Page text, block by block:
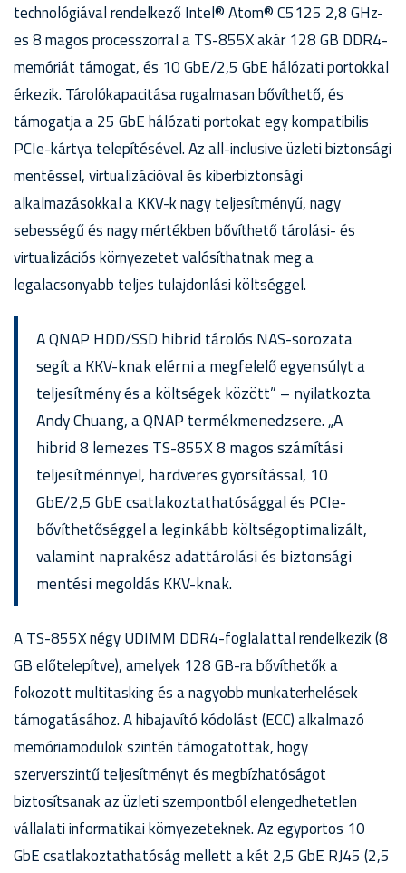
technológiával rendelkező Intel® Atom® C5125 2,8 GHz-
es 8 magos processzorral a TS-855X akár 128 GB DDR4-
memóriát támogat, és 10 GbE/2,5 GbE hálózati portokkal
érkezik. Tárolókapacitása rugalmasan bővíthető, és
támogatja a 25 GbE hálózati portokat egy kompatibilis
PCIe-kártya telepítésével. Az all-inclusive üzleti biztonsági
mentéssel, virtualizációval és kiberbiztonsági
alkalmazásokkal a KKV-k nagy teljesítményű, nagy
sebességű és nagy mértékben bővíthető tárolási- és
virtualizációs környezetet valósíthatnak meg a
legalacsonyabb teljes tulajdonlási költséggel.
A QNAP HDD/SSD hibrid tárolós NAS-sorozata
segít a KKV-knak elérni a megfelelő egyensúlyt a
teljesítmény és a költségek között” – nyilatkozta
Andy Chuang, a QNAP termékmenedzsere. „A
hibrid 8 lemezes TS-855X 8 magos számítási
teljesítménnyel, hardveres gyorsítással, 10
GbE/2,5 GbE csatlakoztathatósággal és PCIe-
bővíthetőséggel a leginkább költségoptimalizált,
valamint naprakész adattárolási és biztonsági
mentési megoldás KKV-knak.
A TS-855X négy UDIMM DDR4-foglalattal rendelkezik (8
GB előtelepítve), amelyek 128 GB-ra bővíthetők a
fokozott multitasking és a nagyobb munkaterhelések
támogatásához. A hibajavító kódolást (ECC) alkalmazó
memóriamodulok szintén támogatottak, hogy
szerverszintű teljesítményt és megbízhatóságot
biztosítsanak az üzleti szempontból elengedhetetlen
vállalati informatikai környezeteknek. Az egyportos 10
GbE csatlakoztathatóság mellett a két 2,5 GbE RJ45 (2,5